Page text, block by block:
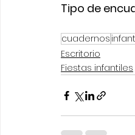
Tipo de
cuadernos
Escritorio
Fiestas infantiles